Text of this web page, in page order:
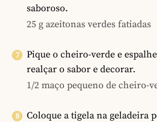
saboroso.
25 g azeitonas verdes fatiadas
Pique o cheiro-verde e
realçar o sabor e decorar.
1/2 maço pequeno de cheiro-
Coloque a tigela na geladeira